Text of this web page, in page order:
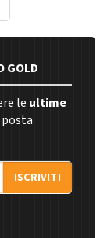
GOLD
le ultime
ISCRIVITI